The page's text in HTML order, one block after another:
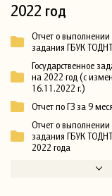
2022 год
Отчет о выполнении
задания ГБУК
Государственное
на 2022 год (с
16.11.2022 г.)
Отчет по ГЗ за 9
Отчет о выполнении
задания ГБУК
2022 года